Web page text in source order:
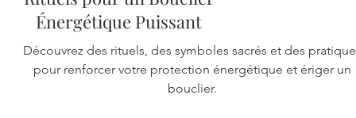
Protection Énergétique :
Techniques, Symboles et
Rituels pour un Bouclier
Énergétique Puissant